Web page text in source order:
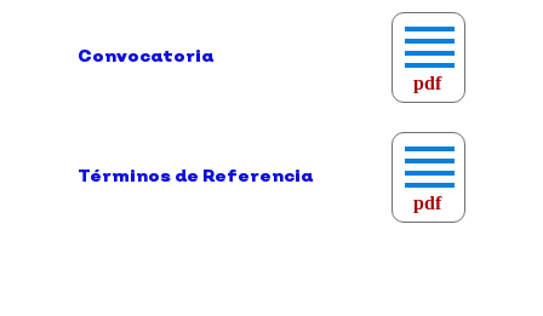
Convocatoria
pdf
Términos de Referencia
pdf